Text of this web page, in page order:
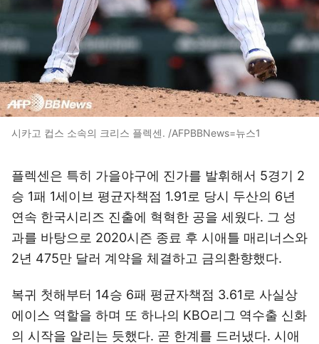
시카고 컵스 소속의 크리스 플렉센. /AFPBBNews=뉴스1
플렉센은 특히 가을야구에 진가를 발휘해서 5경기 2
승 1패 1세이브 평균자책점 1.91로 당시 두산의 6년
연속 한국시리즈 진출에 혁혁한 공을 세웠다. 그 성
과를 바탕으로 2020시즌 종료 후 시애틀 매리너스와
2년 475만 달러 계약을 체결하고 금의환향했다.
복귀 첫해부터 14승 6패 평균자책점 3.61로 사실상
에이스 역할을 하며 또 하나의 KBO리그 역수출 신화
의 시작을 알리는 듯했다. 곧 한계를 드러냈다. 시애